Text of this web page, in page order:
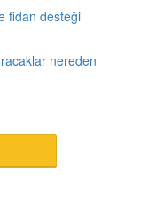
fidan desteği
nereden